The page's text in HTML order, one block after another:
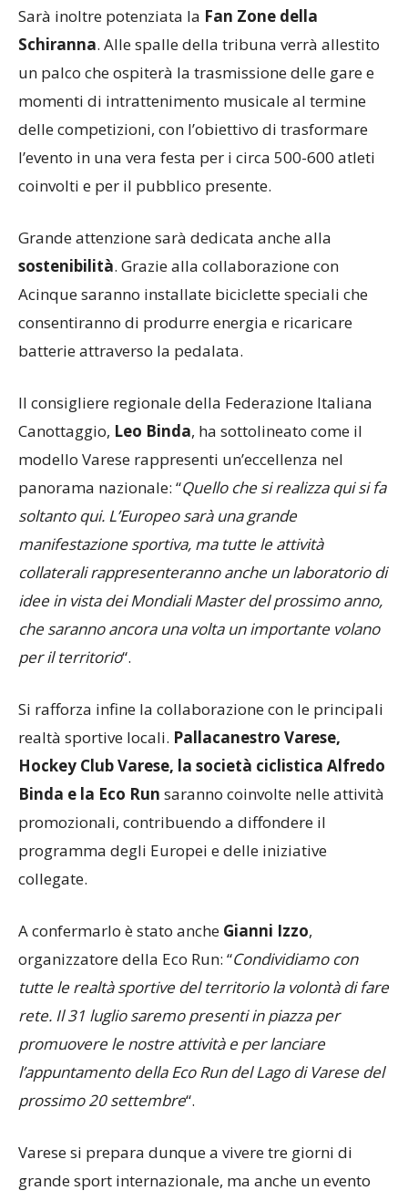
Schiranna. Alle spalle della tribuna verrà allestito
un palco che ospiterà la trasmissione delle gare e
momenti di intrattenimento musicale al termine
delle competizioni, con l’obiettivo di trasformare
l’evento in una vera festa per i circa 500-600 atleti
coinvolti e per il pubblico presente.
sostenibilità. Grazie alla collaborazione con
Acinque saranno installate biciclette speciali che
consentiranno di produrre energia e ricaricare
batterie attraverso la pedalata.
Canottaggio, Leo Binda, ha sottolineato come il
modello Varese rappresenti un’eccellenza nel
panorama nazionale: “Quello che si realizza qui si fa
soltanto qui. L’Europeo sarà una grande
manifestazione sportiva, ma tutte le attività
collaterali rappresenteranno anche un laboratorio di
idee in vista dei Mondiali Master del prossimo anno,
che saranno ancora una volta un importante volano
per il territorio“.
realtà sportive locali.Pallacanestro Varese,
Hockey Club Varese, la società ciclistica Alfredo
Binda e la Eco Runsaranno coinvolte nelle attività
promozionali, contribuendo a diffondere il
programma degli Europei e delle iniziative
collegate.
organizzatore della Eco Run: “Condividiamo con
tutte le realtà sportive del territorio la volontà di fare
rete. Il 31 luglio saremo presenti in piazza per
promuovere le nostre attività e per lanciare
l’appuntamento della Eco Run del Lago di Varese del
prossimo 20 settembre“.
grande sport internazionale, ma anche un evento
capace dicoinvolgere l’intera comunità,